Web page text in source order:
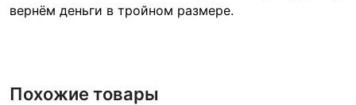
вернём деньги в тройном размере.
Похожие товары